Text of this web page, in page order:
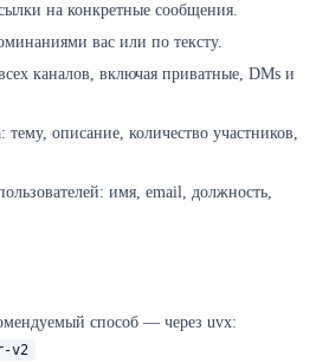
на конкретные сообщения.
вас или по тексту.
каналов, включая приватные, DMs и
тему, описание, количество участников,
имя, email, должность,
способ — через uvx:
v2